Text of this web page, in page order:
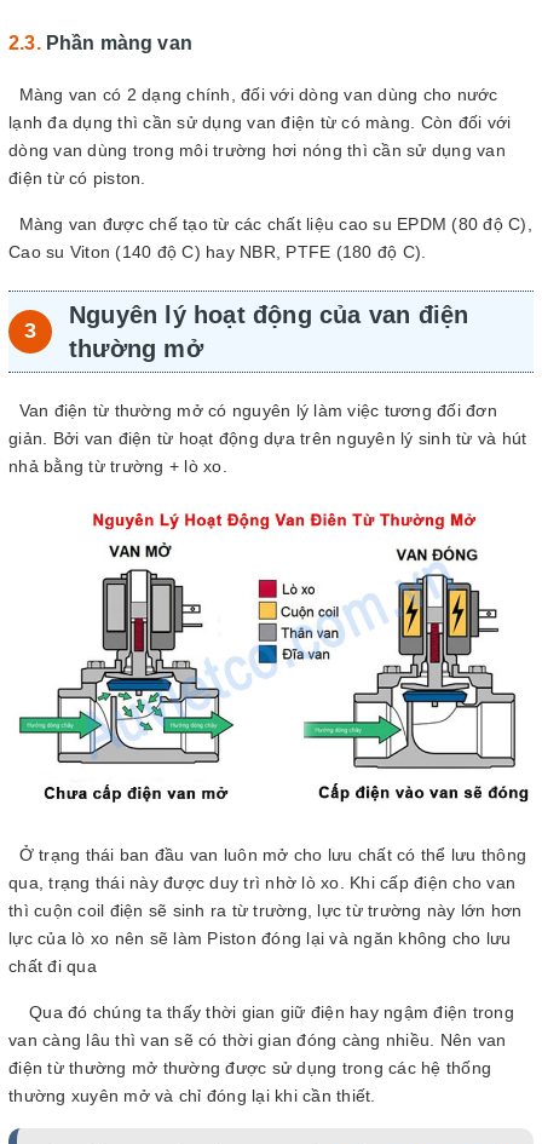
Phần màng van
Màng van có 2 dạng chính, đối với dòng van dùng cho nước
lạnh đa dụng thì cần sử dụng van điện từ có màng. Còn đối với
dòng van dùng trong môi trường hơi nóng thì cần sử dụng van
điện từ có piston.
Màng van được chế tạo từ các chất liệu cao su EPDM (80 độ C),
Cao su Viton (140 độ C) hay NBR, PTFE (180 độ C).
Nguyên lý hoạt động của van điện
thường mở
Van điện từ thường mở có nguyên lý làm việc tương đối đơn
giản. Bởi van điện từ hoạt động dựa trên nguyên lý sinh từ và hút
nhả bằng từ trường + lò xo.
Ở trạng thái ban đầu van luôn mở cho lưu chất có thể lưu thông
qua, trạng thái này được duy trì nhờ lò xo. Khi cấp điện cho van
thì cuộn coil điện sẽ sinh ra từ trường, lực từ trường này lớn hơn
lực của lò xo nên sẽ làm Piston đóng lại và ngăn không cho lưu
chất đi qua
Qua đó chúng ta thấy thời gian giữ điện hay ngậm điện trong
van càng lâu thì van sẽ có thời gian đóng càng nhiều. Nên van
điện từ thường mở thường được sử dụng trong các hệ thống
thường xuyên mở và chỉ đóng lại khi cần thiết.